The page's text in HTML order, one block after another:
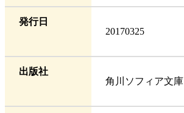
発行日
20170325
出版社
角川ソフィア文庫